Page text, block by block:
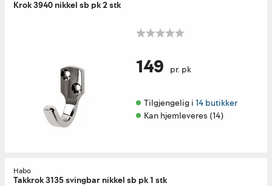
Krok 3940 nikkel sb pk 2 stk
149 pr. pk
Tilgjengelig i 14 butikker
Kan hjemleveres (14)
Habo
Takkrok 3135 svingbar nikkel sb pk 1 stk